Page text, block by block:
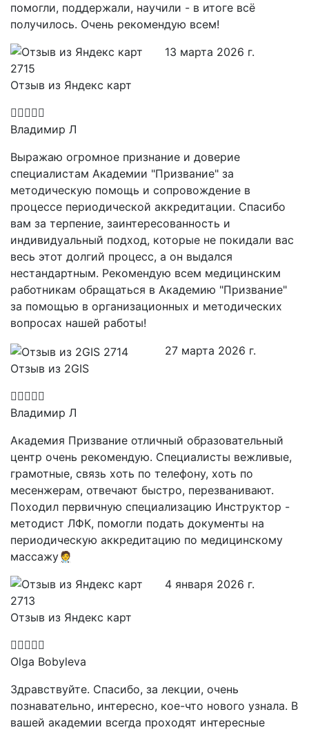
помогли, поддержали, научили - в итоге всё
получилось. Очень рекомендую всем!
Отзыв из Яндекс карт
13 марта 2026 г.
Владимир Л
Выражаю огромное признание и доверие
специалистам Академии "Призвание" за
методическую помощь и сопровождение в
процессе периодической аккредитации. Спасибо
вам за терпение, заинтересованность и
индивидуальный подход, которые не покидали вас
весь этот долгий процесс, а он выдался
нестандартным. Рекомендую всем медицинским
работникам обращаться в Академию "Призвание"
за помощью в организационных и методических
вопросах нашей работы!
Отзыв из 2GIS
27 марта 2026 г.
Владимир Л
Академия Призвание отличный образовательный
центр очень рекомендую. Специалисты вежливые,
грамотные, связь хоть по телефону, хоть по
месенжерам, отвечают быстро, перезванивают.
Походил первичную специализацию Инструктор -
методист ЛФК, помогли подать документы на
периодическую аккредитацию по медицинскому
массажу🧑‍⚕️
Отзыв из Яндекс карт
4 января 2026 г.
Olga Bobyleva
Здравствуйте. Спасибо, за лекции, очень
познавательно, интересно, кое-что нового узнала. В
вашей академии всегда проходят интересные